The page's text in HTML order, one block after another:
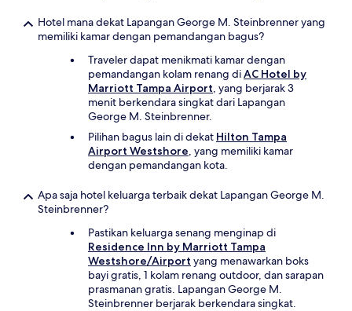
Hotel mana dekat Lapangan George M. Steinbrenner yang
memiliki kamar dengan pemandangan bagus?
Traveler dapat menikmati kamar dengan
pemandangan kolam renang diAC Hotel by
Marriott Tampa Airport, yang berjarak 3
menit berkendara singkat dari Lapangan
George M. Steinbrenner.
Pilihan bagus lain di dekat Hilton Tampa
Airport Westshore, yang memiliki kamar
dengan pemandangan kota.
Apa saja hotel keluarga terbaik dekat Lapangan George M.
Steinbrenner?
Pastikan keluarga senang menginap di
Residence Inn by Marriott Tampa
Westshore/Airport yang menawarkan boks
bayi gratis, 1 kolam renang outdoor, dan sarapan
prasmanan gratis. Lapangan George M.
Steinbrenner berjarak berkendara singkat.